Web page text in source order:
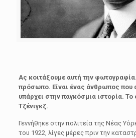
Ας κοιτάξουμε αυτή την
πρόσωπο. Είναι ένας άνθρωπος που
υπάρχει στην παγκόσμια ιστορία. Το
Τζένιγκζ.
Γεννήθηκε στην πολιτεία της Νέας
του 1922, λίγες μέρες πριν την